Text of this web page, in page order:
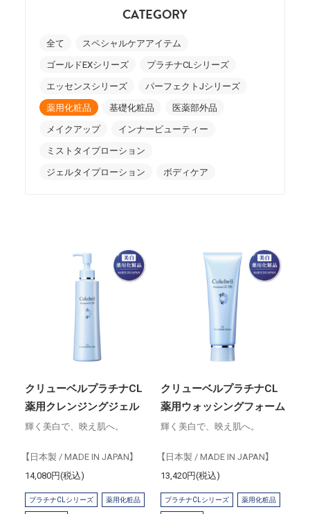
CATEGORY
全て スペシャルケアアイテム
ゴールドEXシリーズ プラチナCLシリーズ
エッセンスシリーズ パーフェクトJシリーズ
薬用化粧品 基礎化粧品 医薬部外品
メイクアップ インナービューティー
ミストタイプローション
ジェルタイプローション ボディケア
クリューベルプラチナCL
薬用クレンジングジェル
輝く美白で、映え肌へ。
【日本製 / MADE IN JAPAN】
14,080円(税込)
プラチナCLシリーズ 薬用化粧品
クリューベルプラチナCL
薬用ウォッシングフォーム
輝く美白で、映え肌へ。
【日本製 / MADE IN JAPAN】
13,420円(税込)
プラチナCLシリーズ 薬用化粧品